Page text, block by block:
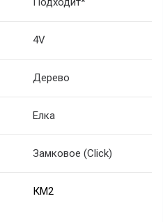
4V
Дерево
Елка
Замковое (Click)
КМ2